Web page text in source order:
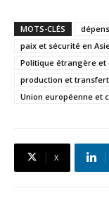
MOTS-CLÉS
paix et sécurité en
Politique étrangère et
production et
Union européenne et
X